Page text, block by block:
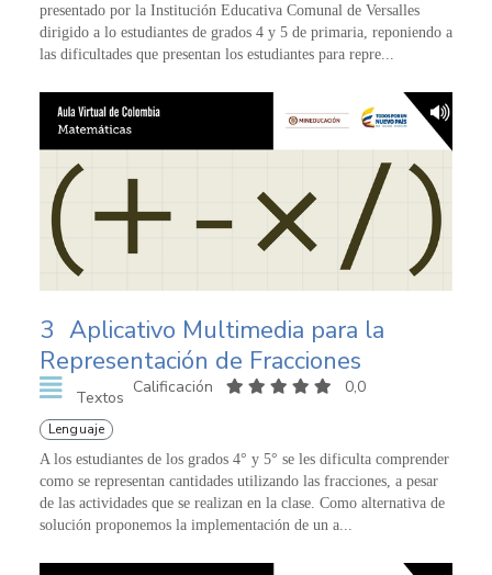
presentado por la Institución Educativa Comunal de Versalles
dirigido a lo estudiantes de grados 4 y 5 de primaria, reponiendo a
las dificultades que presentan los estudiantes para repre...
3 Aplicativo Multimedia para la
Representación de Fracciones
Textos
Calificación 0,0
Lenguaje
A los estudiantes de los grados 4° y 5° se les dificulta comprender
como se representan cantidades utilizando las fracciones, a pesar
de las actividades que se realizan en la clase. Como alternativa de
solución proponemos la implementación de un a...